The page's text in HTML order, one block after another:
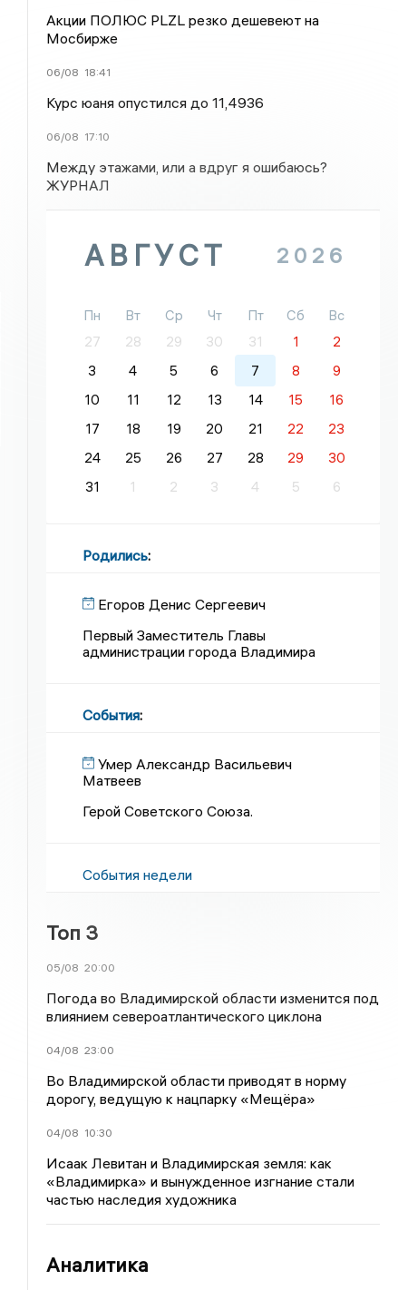
Акции ПОЛЮС PLZL резко дешевеют на
Мосбирже
06/08 18:41
Курс юаня опустился до 11,4936
06/08 17:10
Между этажами, или а вдруг я ошибаюсь?
ЖУРНАЛ
АВГУСТ 2026
Пн Вт Ср Чт Пт Сб
Вс
27
28 29 30 31 1
2
3
4 5 6 7 8
9
10
11 12 13 14 15
16
17
18 19 20 21 22
23
24
25 26 27 28 29
30
31
1 2 3 4 5 6
Родились:
Егоров Денис Сергеевич
Первый Заместитель Главы
администрации города Владимира
События:
Умер Александр Васильевич
Матвеев
Герой Советского Союза.
События недели
Топ 3
05/08 20:00
Погода во Владимирской области изменится под
влиянием североатлантического циклона
04/08 23:00
Во Владимирской области приводят в норму
дорогу, ведущую к нацпарку «Мещёра»
04/08 10:30
Исаак Левитан и Владимирская земля: как
«Владимирка» и вынужденное изгнание стали
частью наследия художника
Аналитика